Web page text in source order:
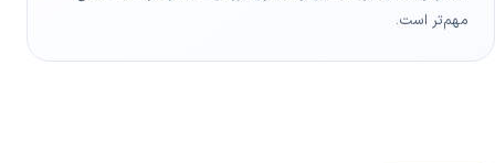
مهم‌تر است.